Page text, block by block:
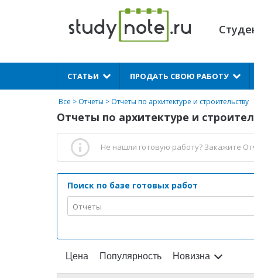
СТАТЬИ ПРОДАТЬ СВОЮ РАБОТУ
Все > Отчеты > Отчеты по архитектуре и строительству
Отчеты по архитектуре и
Не нашли готовую работу? Закажите
Поиск по базе готовых работ
Отчеты
Цена Популярность Новизна